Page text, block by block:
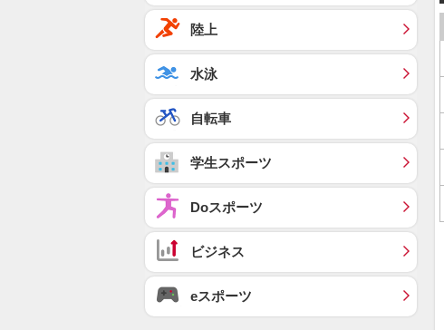
陸上
水泳
自転車
学生スポーツ
Doスポーツ
ビジネス
eスポーツ